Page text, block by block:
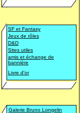
SF et Fantasy
Jeux de rôles
D&D
Sites utiles
amis et échange de
bannière
Livre d'or
Galerie Bruno Longelin